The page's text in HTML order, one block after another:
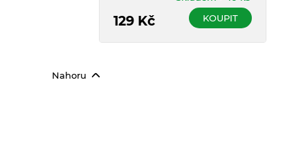
suché lokty, paty apod.
Hypoalergenní, dobře se
roztírá a má příjemnou vůní.
129Kč
KOUPIT
Nahoru